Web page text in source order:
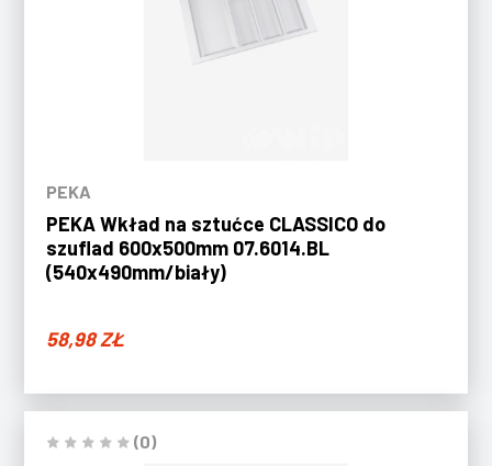
PEKA
PEKA Wkład na sztućce CLASSICO do
szuflad 600x500mm 07.6014.BL
(540x490mm/biały)
58,98ZŁ
(0)